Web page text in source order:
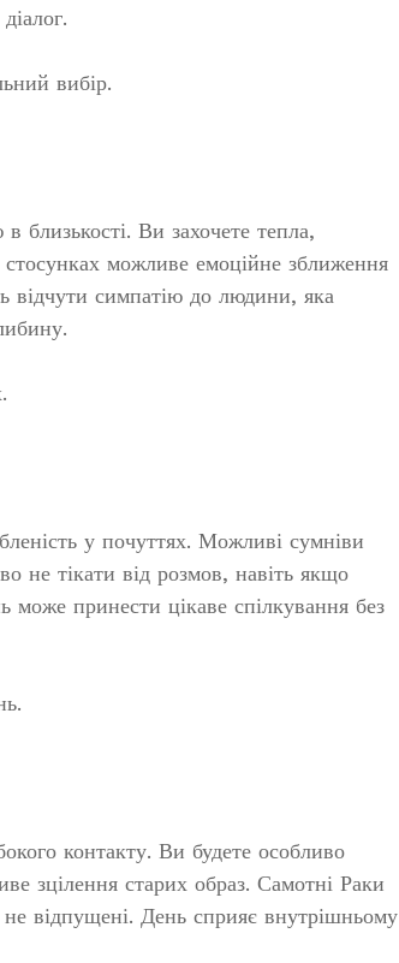
вибір.
близькості. Ви захочете тепла,
можливе емоційне зближення
відчути симпатію до людини, яка
у почуттях. Можливі сумніви
не тікати від розмов, навіть якщо
принести цікаве спілкування без
контакту. Ви будете особливо
зцілення старих образ. Самотні Раки
відпущені. День сприяє внутрішньому